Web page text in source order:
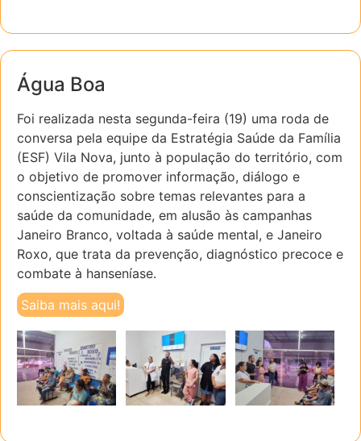
Água Boa
Foi realizada nesta segunda-feira (19) uma roda de
conversa pela equipe da Estratégia Saúde da Família
(ESF) Vila Nova, junto à população do território, com
o objetivo de promover informação, diálogo e
conscientização sobre temas relevantes para a
saúde da comunidade, em alusão às campanhas
Janeiro Branco, voltada à saúde mental, e Janeiro
Roxo, que trata da prevenção, diagnóstico precoce e
combate à hanseníase.
Saiba mais aqui!